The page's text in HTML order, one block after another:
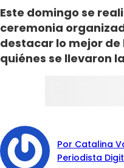
Este domingo se
ceremonia
destacar lo mejor
quiénes se llevaron
Por Catalina
Periodista